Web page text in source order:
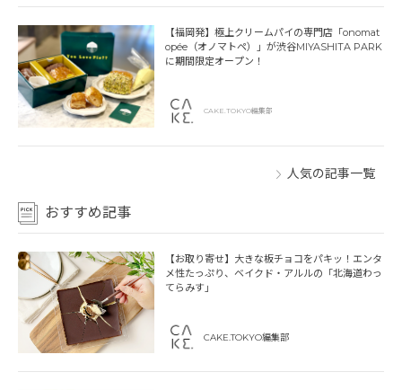
【福岡発】極上クリームパイの専門店「onomat
opée（オノマトペ）」が渋谷MIYASHITA PARK
に期間限定オープン！
CAKE.TOKYO編集部
人気の記事一覧
おすすめ記事
【お取り寄せ】大きな板チョコをパキッ！エンタ
メ性たっぷり、ベイクド・アルルの「北海道わっ
てらみす」
CAKE.TOKYO編集部